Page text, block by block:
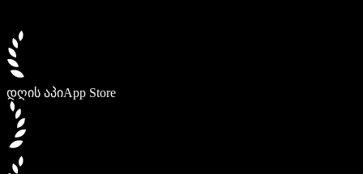
დღის აპიApp Store